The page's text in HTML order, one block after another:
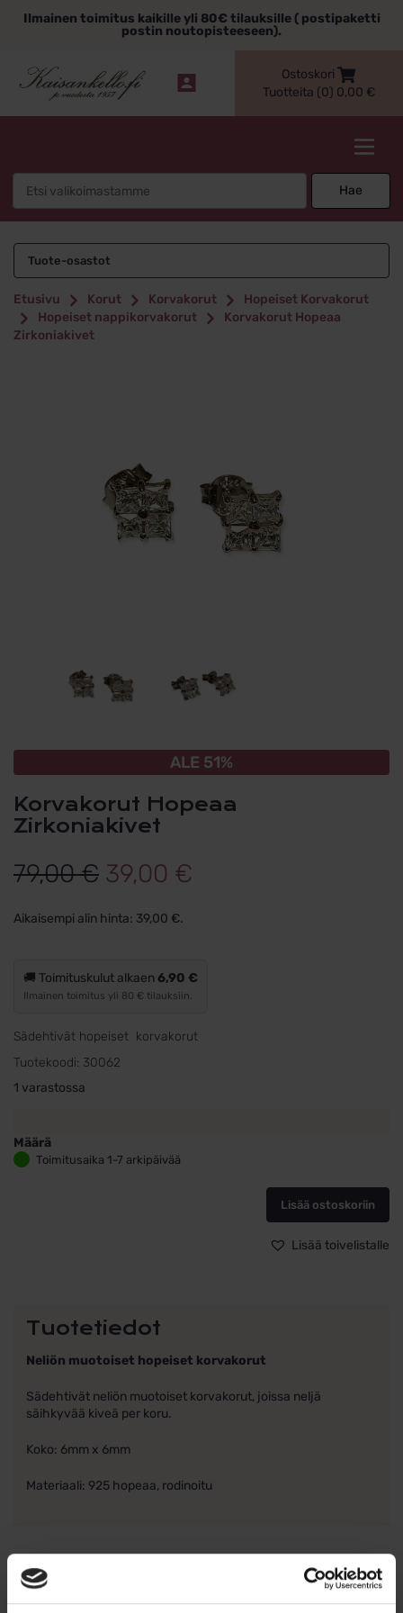
sisältöönIlmainen toimitus kaikille yli 80€ tilauksille ( postipaketti
postin noutopisteeseen).
Ostoskori
Tuotteita (0) 0,00 €
Hae
Tuote-osastot
Etusivu Korut Korvakorut
Hopeiset Korvakorut
Hopeiset nappikorvakorut
Korvakorut Hopeaa
Zirkoniakivet
ALE 51%
Korvakorut Hopeaa
Zirkoniakivet
79,00€ Alkuperäinen
hinta
79,00 €.
39,00 €
39,00 €.
Aikaisempi alin hinta: 39,00 €.
🚚 Toimituskulut alkaen6,90 €
Ilmainen toimitus yli 80 € tilauksiin.
Sädehtivät hopeiset korvakorut
Tuotekoodi: 30062
1 varastossa
Määrä
Korvakorut
Toimitusaika 1-7 arkipäivää
Lisää ostoskoriin
Lisää toivelistalle
Tuotetiedot
Neliön muotoiset hopeiset korvakorut
Sädehtivät neliön muotoiset korvakorut, joissa neljä
säihkyvää kiveä per koru.
Koko: 6mm x 6mm
Materiaali: 925 hopeaa, rodinoitu